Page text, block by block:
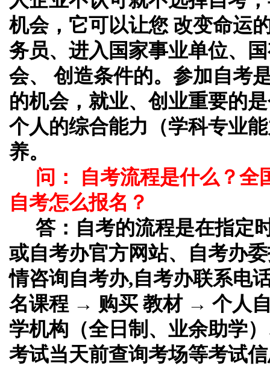
机会，它可以让您 改变命运
务员、进入国家事业单位、
会、 创造条件的。参加自考
的机会，就业、创业重要的
个人的综合能力（学科专业
养。
问： 自考流程是什么？全
自考怎么报名？
答： 自考的流程是在指定
或自考办官方网站、自考办
情咨询自考办,自考办联系电
名课程 → 购买 教材 → 个人
学机构（全日制、业余助学
考试当天前查询考场等考试